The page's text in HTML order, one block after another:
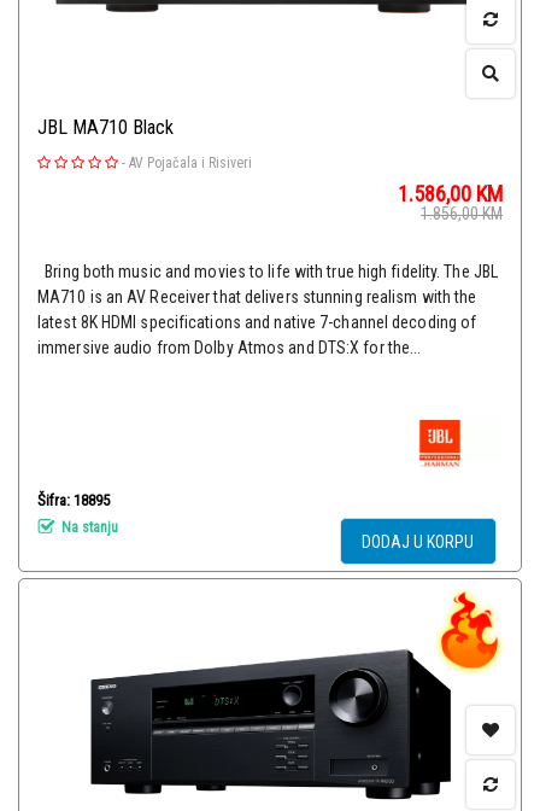
JBL MA710 Black
- AV Pojačala i Risiveri
1.586,00 KM
1.856,00KM
Bring both music and movies to life with true high fidelity. The JBL
MA710 is an AV Receiver that delivers stunning realism with the
latest 8K HDMI specifications and native 7-channel decoding of
immersive audio from Dolby Atmos and DTS:X for the...
Šifra: 18895
Na stanju
DODAJ U KORPU